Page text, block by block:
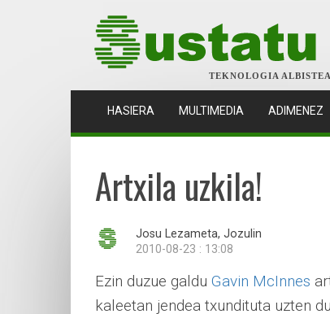
TEKNOLOGIA
HASIERA (CURRENT)
MULTIMEDIA ADIMENEZ
Artxila uzkila!
Josu Lezameta, Jozulin
2010-08-23 : 13:08
Ezin duzue galdu Gavin McInnes
kaleetan jendea txundituta uzten